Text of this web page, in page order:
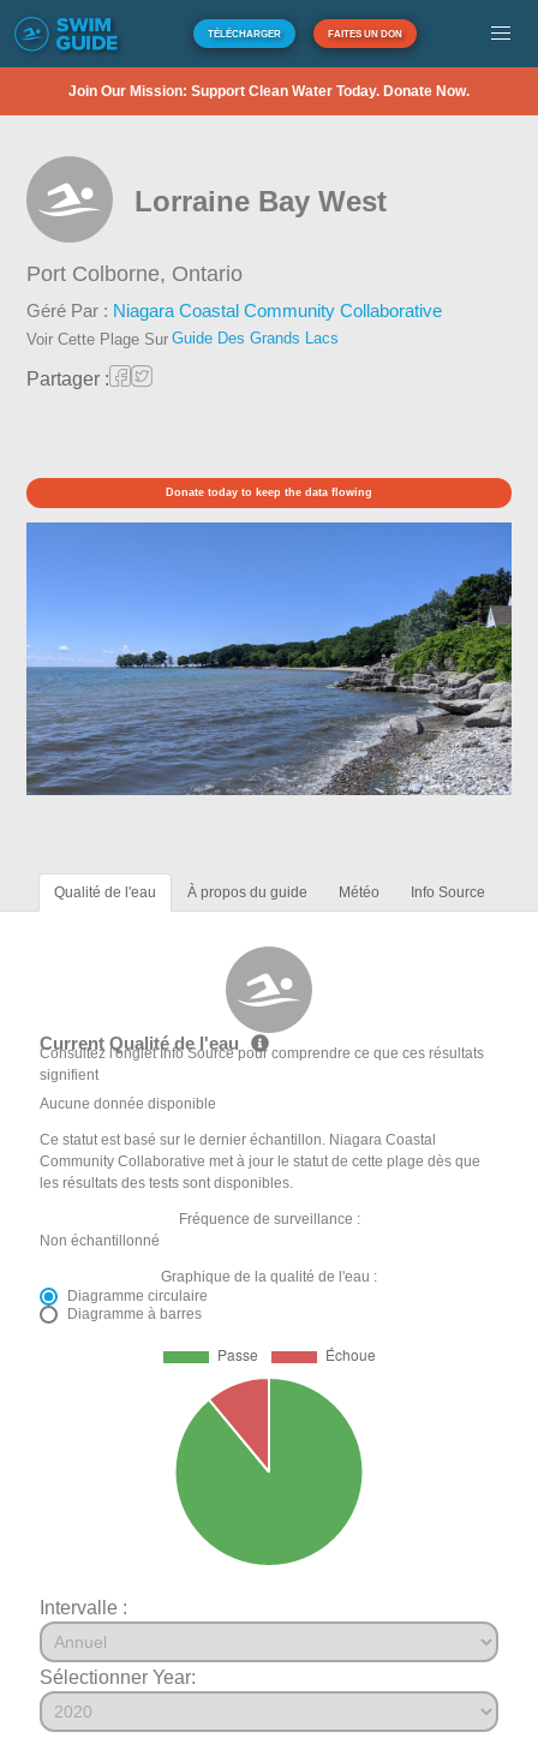
TÉLÉCHARGER FAITES UN DON
Join Our Mission: Support Clean Water Today. Donate Now.
Lorraine Bay West
Port Colborne, Ontario
Géré Par : Niagara Coastal Community Collaborative
Voir Cette Plage Sur Guide Des Grands Lacs
Partager :
Donate today to keep the data flowing
Qualité de l'eau À propos du guide Météo Info Source
Current Qualité de l'eau
Consultez l'onglet Info Source pour comprendre ce que ces résultats
signifient
Aucune donnée disponible
Ce statut est basé sur le dernier échantillon. Niagara Coastal
Community Collaborative met à jour le statut de cette plage dès que
les résultats des tests sont disponibles.
Fréquence de surveillance :
Non échantillonné
Graphique de la qualité de l'eau :
Diagramme circulaire
Diagramme à barres
Intervalle :
Sélectionner Year: